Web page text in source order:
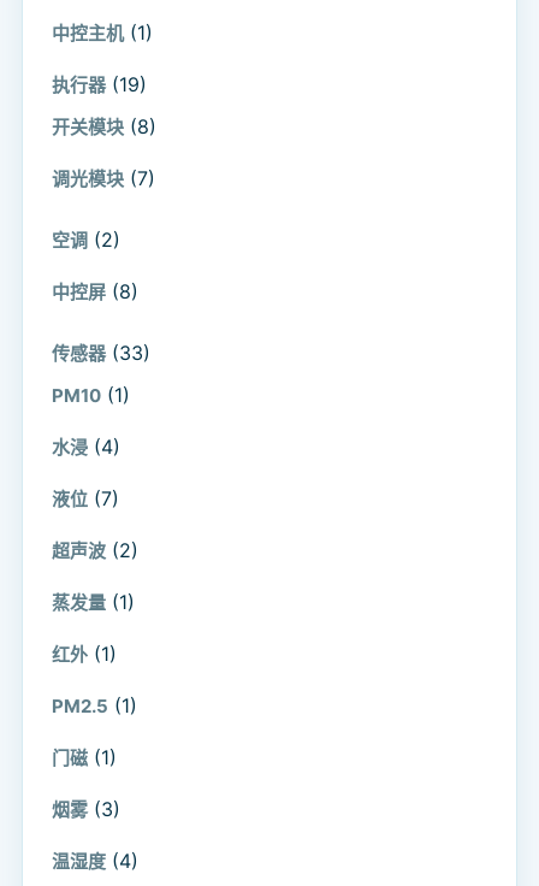
中控主机 (1)
执行器 (19)
开关模块 (8)
调光模块 (7)
空调 (2)
中控屏 (8)
传感器 (33)
PM10 (1)
水浸 (4)
液位 (7)
超声波 (2)
蒸发量 (1)
红外 (1)
PM2.5 (1)
门磁 (1)
烟雾 (3)
温湿度 (4)